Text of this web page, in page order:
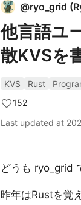
@ryo_grid (
他言語ユ
散KVSを
KVS Rust
152
Last updated at
どうも ryo_grid
昨年はRustを覚